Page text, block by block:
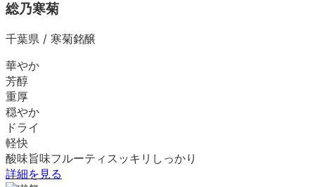
総乃寒菊
千葉県 / 寒菊銘醸
華やか
芳醇
重厚
穏やか
ドライ
軽快
酸味旨味フルーティ スッキリ しっかり
詳細を見る